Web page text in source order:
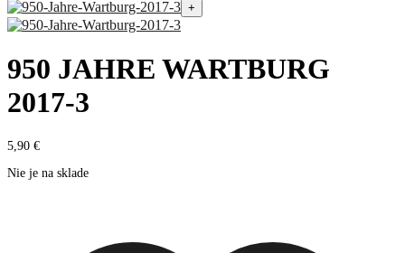
+
950 JAHRE WARTBURG
2017-3
5,90 €
Nie je na sklade